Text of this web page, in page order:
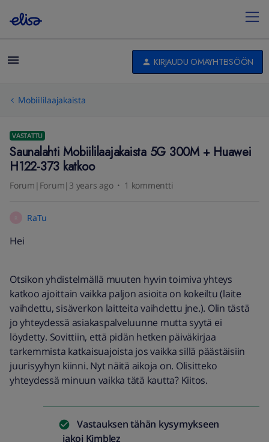
KIRJAUDU OMAYHTEISÖÖN
Mobiililaajakaista
VASTATTU
Saunalahti Mobiililaajakaista 5G 300M + Huawei
H122-373 katkoo
Forum|Forum|3 years ago 1 kommentti
RaTu
Hei
Otsikon yhdistelmällä muuten hyvin toimiva yhteys
katkoo ajoittain vaikka paljon asioita on kokeiltu (laite
vaihdettu, sisäverkon laitteita vaihdettu jne.). Olin tästä
jo yhteydessä asiakaspalveluunne mutta syytä ei
löydetty. Sovittiin, että pidän hetken päiväkirjaa
tarkemmista katkaisuajoista jos vaikka sillä päästäisiin
juurisyyhyn kiinni. Nyt näitä aikoja on. Olisitteko
yhteydessä minuun vaikka tätä kautta? Kiitos.
Vastauksen tähän kysymykseen
jakoi Kimblez